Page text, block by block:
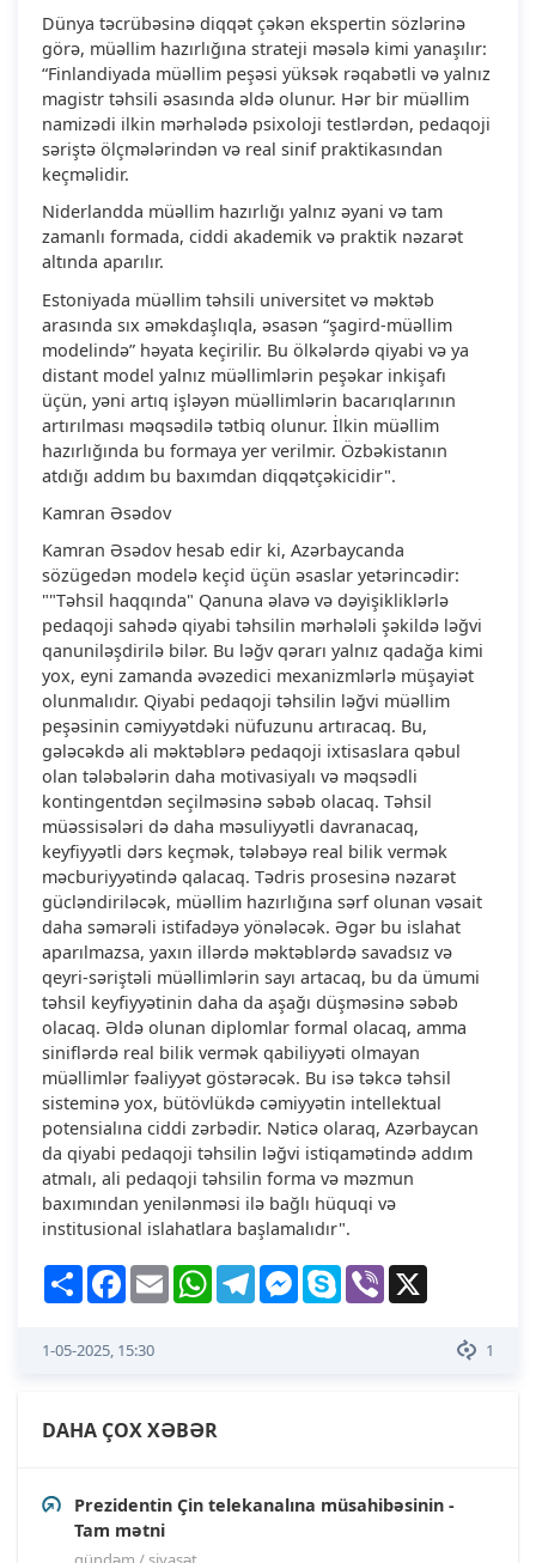
Dünya təcrübəsinə diqqət çəkən ekspertin sözlərinə
görə, müəllim hazırlığına strateji məsələ kimi yanaşılır:
“Finlandiyada müəllim peşəsi yüksək rəqabətli və yalnız
magistr təhsili əsasında əldə olunur. Hər bir müəllim
namizədi ilkin mərhələdə psixoloji testlərdən, pedaqoji
səriştə ölçmələrindən və real sinif praktikasından
keçməlidir.
Niderlandda müəllim hazırlığı yalnız əyani və tam
zamanlı formada, ciddi akademik və praktik nəzarət
altında aparılır.
Estoniyada müəllim təhsili universitet və məktəb
arasında sıx əməkdaşlıqla, əsasən “şagird-müəllim
modelində” həyata keçirilir. Bu ölkələrdə qiyabi və ya
distant model yalnız müəllimlərin peşəkar inkişafı
üçün, yəni artıq işləyən müəllimlərin bacarıqlarının
artırılması məqsədilə tətbiq olunur. İlkin müəllim
hazırlığında bu formaya yer verilmir. Özbəkistanın
atdığı addım bu baxımdan diqqətçəkicidir".
Kamran Əsədov
Kamran Əsədov hesab edir ki, Azərbaycanda
sözügedən modelə keçid üçün əsaslar yetərincədir:
""Təhsil haqqında" Qanuna əlavə və dəyişikliklərlə
pedaqoji sahədə qiyabi təhsilin mərhələli şəkildə ləğvi
qanuniləşdirilə bilər. Bu ləğv qərarı yalnız qadağa kimi
yox, eyni zamanda əvəzedici mexanizmlərlə müşayiət
olunmalıdır. Qiyabi pedaqoji təhsilin ləğvi müəllim
peşəsinin cəmiyyətdəki nüfuzunu artıracaq. Bu,
gələcəkdə ali məktəblərə pedaqoji ixtisaslara qəbul
olan tələbələrin daha motivasiyalı və məqsədli
kontingentdən seçilməsinə səbəb olacaq. Təhsil
müəssisələri də daha məsuliyyətli davranacaq,
keyfiyyətli dərs keçmək, tələbəyə real bilik vermək
məcburiyyətində qalacaq. Tədris prosesinə nəzarət
gücləndiriləcək, müəllim hazırlığına sərf olunan vəsait
daha səmərəli istifadəyə yönələcək. Əgər bu islahat
aparılmazsa, yaxın illərdə məktəblərdə savadsız və
qeyri-səriştəli müəllimlərin sayı artacaq, bu da ümumi
təhsil keyfiyyətinin daha da aşağı düşməsinə səbəb
olacaq. Əldə olunan diplomlar formal olacaq, amma
siniflərdə real bilik vermək qabiliyyəti olmayan
müəllimlər fəaliyyət göstərəcək. Bu isə təkcə təhsil
sisteminə yox, bütövlükdə cəmiyyətin intellektual
potensialına ciddi zərbədir. Nəticə olaraq, Azərbaycan
da qiyabi pedaqoji təhsilin ləğvi istiqamətində addım
atmalı, ali pedaqoji təhsilin forma və məzmun
baxımından yenilənməsi ilə bağlı hüquqi və
institusional islahatlara başlamalıdır".
Share Facebook
Email WhatsAppTelegramMessenger
Skype Viber
1
1-05-2025, 15:30
DAHA ÇOX XƏBƏR
Prezidentin Çin telekanalına müsahibəsinin -
Tam mətni